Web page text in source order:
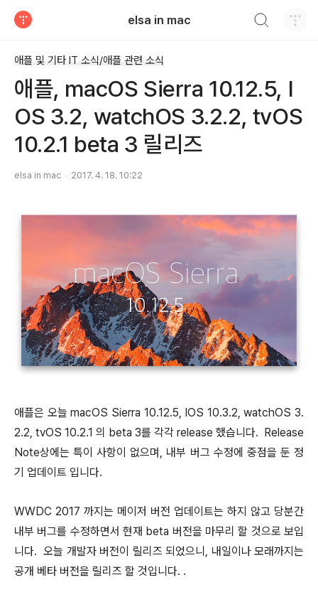
elsa in mac
애플 및 기타 IT 소식/애플 관련 소식
애플, macOS Sierra 10.12.5, I
OS 3.2, watchOS 3.2.2, tvOS
10.2.1 beta 3 릴리즈
elsa in mac 2017. 4. 18. 10:22
애플은 오늘 macOS Sierra 10.12.5, IOS 10.3.2, watchOS 3.
2.2, tvOS 10.2.1 의 beta 3를 각각 release 했습니다. Release
Note상에는 특이 사항이 없으며, 내부 버그 수정에 중점을 둔 정
기 업데이트 입니다.
WWDC 2017 까지는 메이저 버전 업데이트는 하지 않고 당분간
내부 버그를 수정하면서 현재 beta 버전을 마무리 할 것으로 보입
니다. 오늘 개발자 버전이 릴리즈 되었으니, 내일이나 모래까지는
공개 베타 버전을 릴리즈 할 것입니다. .